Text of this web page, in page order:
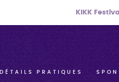
DÉTAILS PRATIQUES
Menu
-
Secondaire
KIKK